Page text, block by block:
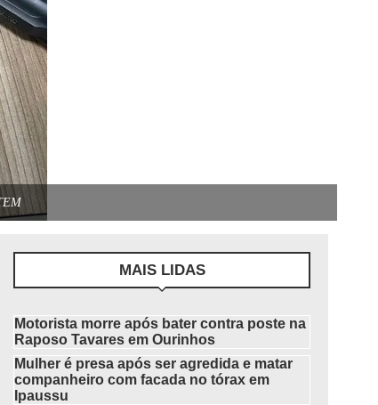
MAIS LIDAS
Motorista morre após bater contra poste na
Raposo Tavares em Ourinhos
Mulher é presa após ser agredida e matar
companheiro com facada no tórax em
Ipaussu